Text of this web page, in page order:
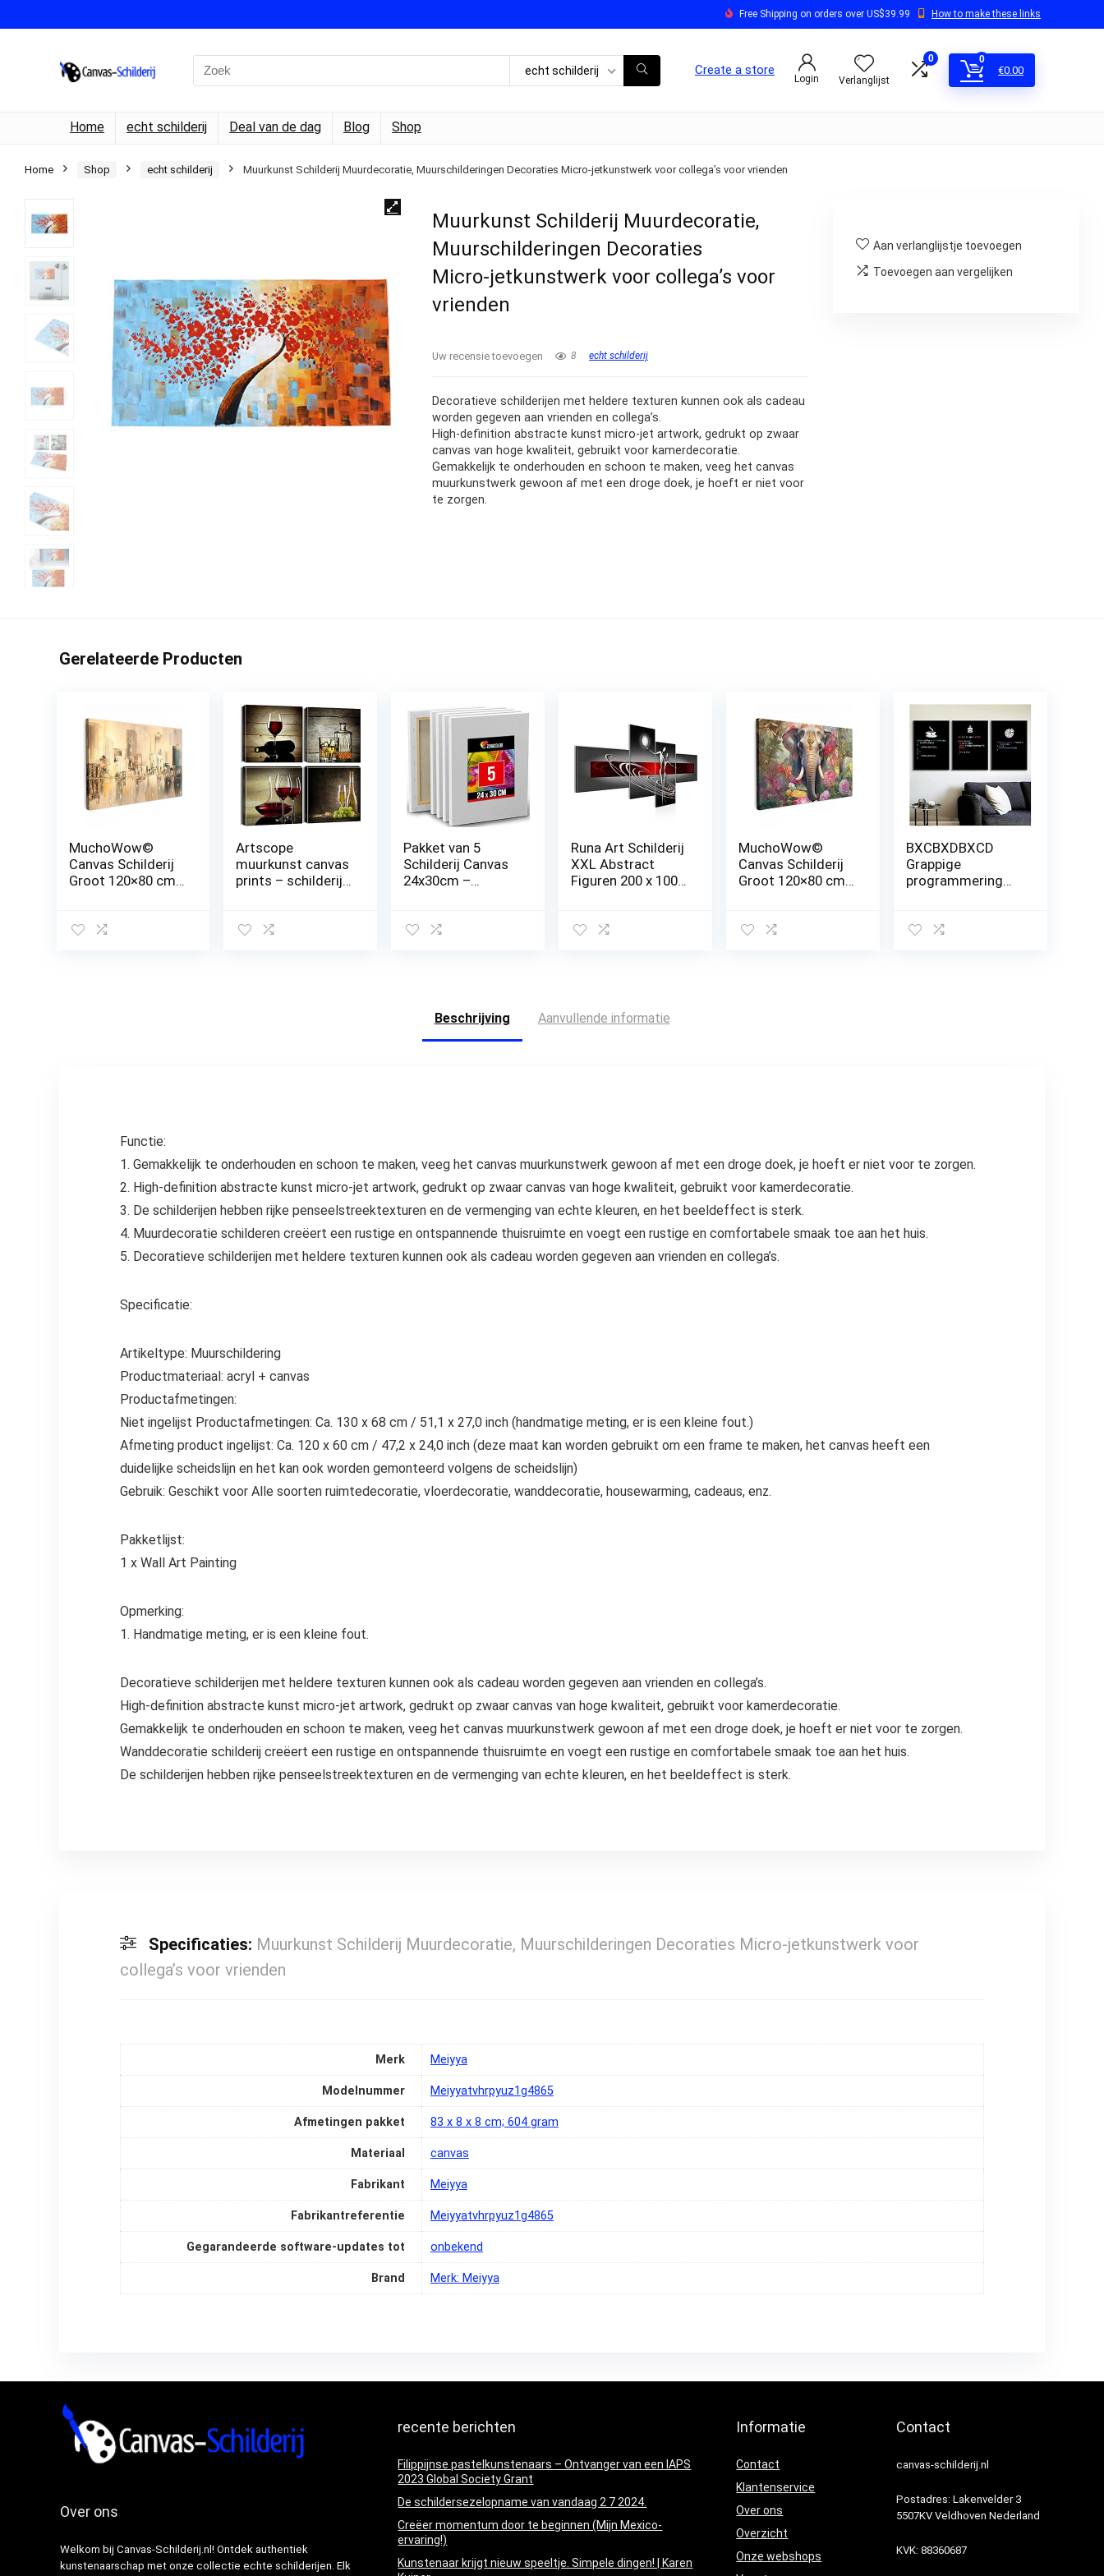
Free Shipping on orders over US$39.99 How to make these links
Search
for:
echt schilderij Create a store
Login Verlanglijst
0 0
€0.00
Home echt schilderij Deal van de dag Blog Shop
Home Shop echt schilderij Muurkunst Schilderij Muurdecoratie, Muurschilderingen Decoraties Micro‑jetkunstwerk voor collega’s voor vrienden
Muurkunst Schilderij Muurdecoratie,
Muurschilderingen Decoraties
Micro‑jetkunstwerk voor collega’s voor
vrienden
Uw recensie toevoegen 8 echt schilderij
Decoratieve schilderijen met heldere texturen kunnen ook als cadeau
worden gegeven aan vrienden en collega’s.
High-definition abstracte kunst micro-jet artwork, gedrukt op zwaar
canvas van hoge kwaliteit, gebruikt voor kamerdecoratie.
Gemakkelijk te onderhouden en schoon te maken, veeg het canvas
muurkunstwerk gewoon af met een droge doek, je hoeft er niet voor
te zorgen.
Aan verlanglijstje toevoegen
Toevoegen aan vergelijken
Gerelateerde Producten
MuchoWow©
Canvas Schilderij
Groot 120×80 cm
Woonkamer
Artscope
muurkunst canvas
prints – schilderij
modern
Pakket van 5
Schilderij Canvas
24x30cm –
Acrylverf, Olie,
Frame voor Wit
Canvas Schilderij
Runa Art Schilderij
XXL Abstract
Figuren 200 x 100
geweven Canvas
301241a
MuchoWow©
Canvas Schilderij
Groot 120×80 cm
Woonkamer
BXCBXDBXCD
Grappige
programmering
canvas schilderij
Beschrijving Aanvullende informatie
Functie:
1. Gemakkelijk te onderhouden en schoon te maken, veeg het canvas muurkunstwerk gewoon af met een droge doek, je hoeft er niet voor te zorgen.
2. High-definition abstracte kunst micro-jet artwork, gedrukt op zwaar canvas van hoge kwaliteit, gebruikt voor kamerdecoratie.
3. De schilderijen hebben rijke penseelstreektexturen en de vermenging van echte kleuren, en het beeldeffect is sterk.
4. Muurdecoratie schilderen creëert een rustige en ontspannende thuisruimte en voegt een rustige en comfortabele smaak toe aan het huis.
5. Decoratieve schilderijen met heldere texturen kunnen ook als cadeau worden gegeven aan vrienden en collega’s.
Specificatie:
Artikeltype: Muurschildering
Productmateriaal: acryl + canvas
Productafmetingen:
Niet ingelijst Productafmetingen: Ca. 130 x 68 cm / 51,1 x 27,0 inch (handmatige meting, er is een kleine fout.)
Afmeting product ingelijst: Ca. 120 x 60 cm / 47,2 x 24,0 inch (deze maat kan worden gebruikt om een ​​frame te maken, het canvas heeft een
duidelijke scheidslijn en het kan ook worden gemonteerd volgens de scheidslijn)
Gebruik: Geschikt voor Alle soorten ruimtedecoratie, vloerdecoratie, wanddecoratie, housewarming, cadeaus, enz.
Pakketlijst:
1 x Wall Art Painting
Opmerking:
1. Handmatige meting, er is een kleine fout.
Decoratieve schilderijen met heldere texturen kunnen ook als cadeau worden gegeven aan vrienden en collega’s.
High-definition abstracte kunst micro-jet artwork, gedrukt op zwaar canvas van hoge kwaliteit, gebruikt voor kamerdecoratie.
Gemakkelijk te onderhouden en schoon te maken, veeg het canvas muurkunstwerk gewoon af met een droge doek, je hoeft er niet voor te zorgen.
Wanddecoratie schilderij creëert een rustige en ontspannende thuisruimte en voegt een rustige en comfortabele smaak toe aan het huis.
De schilderijen hebben rijke penseelstreektexturen en de vermenging van echte kleuren, en het beeldeffect is sterk.
Specificaties: Muurkunst Schilderij Muurdecoratie, Muurschilderingen Decoraties Micro‑jetkunstwerk voor
collega’s voor vrienden
Merk ‎Meiyya
Modelnummer ‎Meiyyatvhrpyuz1g4865
Afmetingen pakket ‎83 x 8 x 8 cm; 604 gram
Materiaal ‎canvas
Fabrikant ‎Meiyya
Fabrikantreferentie ‎Meiyyatvhrpyuz1g4865
Gegarandeerde software-updates tot ‎onbekend
Brand Merk: Meiyya
Over ons
Welkom bij Canvas-Schilderij.nl! Ontdek authentiek
kunstenaarschap met onze collectie echte schilderijen. Elk
recente berichten
Filippijnse pastelkunstenaars – Ontvanger van een IAPS
2023 Global Society Grant
De schildersezelopname van vandaag 2 7 2024.
Creëer momentum door te beginnen (Mijn Mexico-
ervaring!)
Kunstenaar krijgt nieuw speeltje. Simpele dingen! | Karen
Informatie
Contact
Klantenservice
Over ons
Overzicht
Onze webshops
Contact
canvas-schilderij.nl
Postadres: Lakenvelder 3
5507KV Veldhoven Nederland
KVK: 88360687